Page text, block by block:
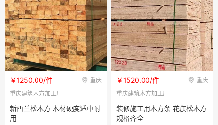
重庆
￥1250.00/件
重庆建筑木方加工厂
新西兰松木方 木材硬度适中耐
用
重庆
￥1520.00/件
重庆建筑木方加工厂
装修施工用木方条 花旗松木方
规格齐全